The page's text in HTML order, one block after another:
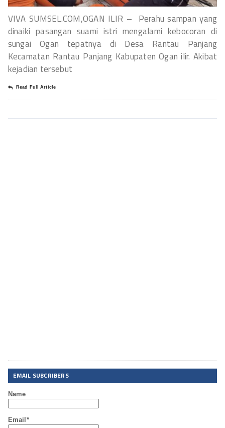
VIVA SUMSEL.COM,OGAN ILIR – Perahu sampan yang
dinaiki pasangan suami istri mengalami kebocoran di
sungai Ogan tepatnya di Desa Rantau Panjang
Kecamatan Rantau Panjang Kabupaten Ogan ilir. Akibat
kejadian tersebut
Read Full Article
EMAIL SUBCRIBERS
Name
Email*